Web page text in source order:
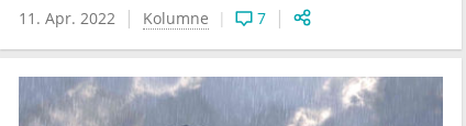
11. Apr. 2022 Kolumne 7